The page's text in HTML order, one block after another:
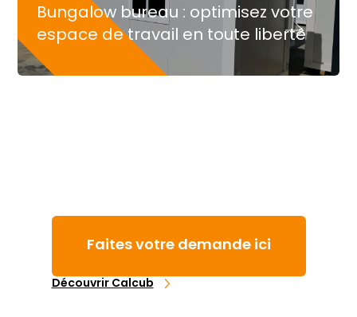
Bungalow bureau : optimisez votre
espace de travail en toute liberté
Faites votre demande ici
Découvrir Calcub